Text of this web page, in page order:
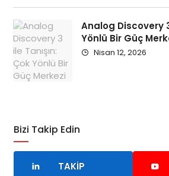
Analog Discovery
Yönlü Bir Güç
Nisan 12, 2026
Bizi Takip Edin
TAKIP